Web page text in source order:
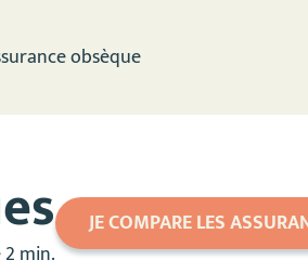
obsèque
min.
JE COMPARE LES